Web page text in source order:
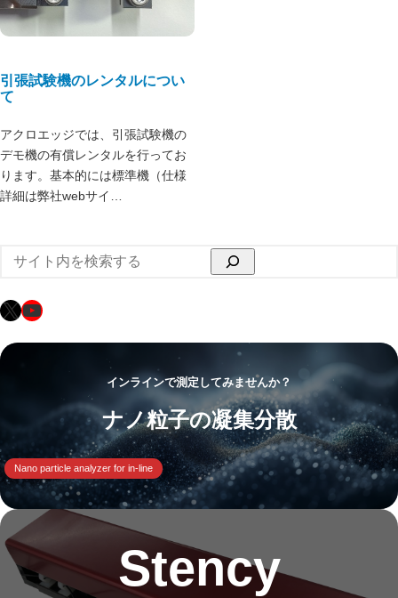
引張試験機のレンタルについ
て
アクロエッジでは、引張試験機の
デモ機の有償レンタルを行ってお
ります。基本的には標準機（仕様
詳細は弊社webサイ…
検
索
X YouTube
インラインで測定してみませんか？
ナノ粒子の凝集分散
Nano particle analyzer for in-line
Stency